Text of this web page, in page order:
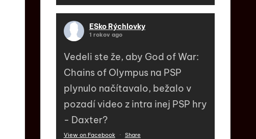
ESko Rýchlovky
1 rokov ago
Vedeli ste že, aby God of War:
Chains of Olympus na PSP
plynulo načítavalo, bežalo v
pozadí video z intra inej PSP hry
- Daxter?
View on Facebook · Share